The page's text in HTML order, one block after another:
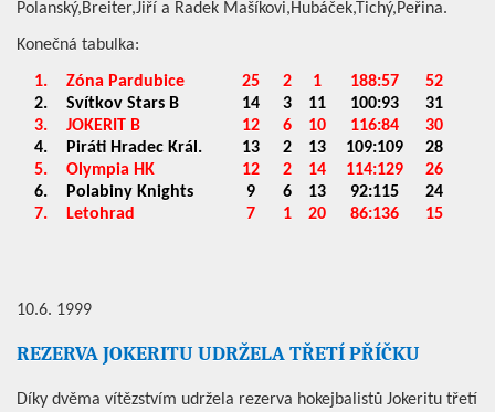
Polanský,Breiter,Jiří a Radek Mašíkovi,Hubáček,Tichý,Peřina.
Konečná tabulka:
1. Zóna Pardubice 25 2 1 188:57
52
2.
Svítkov Stars B 14 3 11 100:93
31
3.
JOKERIT B 12 6 10 116:84
30
4.
Piráti Hradec Král. 13 2 13 109:109
28
5.
Olympia HK 12 2 14 114:129
26
6.
Polabiny Knights 9 6 13 92:115
24
7.
Letohrad 7 1 20 86:136 15
10.6. 1999
REZERVA JOKERITU UDRŽELA TŘETÍ PŘÍČKU
Díky dvěma vítězstvím udržela rezerva hokejbalistů Jokeritu třetí